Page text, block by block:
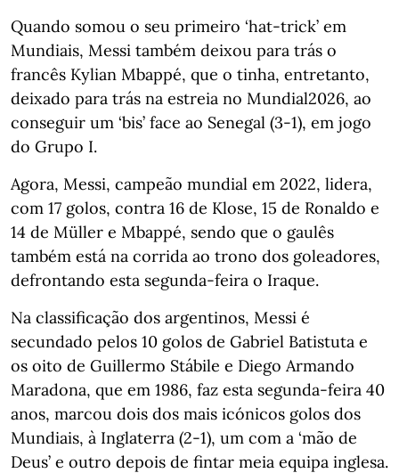
Quando somou o seu primeiro ‘hat-trick’ em
Mundiais, Messi também deixou para trás o
francês Kylian Mbappé, que o tinha, entretanto,
deixado para trás na estreia no Mundial2026, ao
conseguir um ‘bis’ face ao Senegal (3-1), em jogo
do Grupo I.
Agora, Messi, campeão mundial em 2022, lidera,
com 17 golos, contra 16 de Klose, 15 de Ronaldo e
14 de Müller e Mbappé, sendo que o gaulês
também está na corrida ao trono dos goleadores,
defrontando esta segunda-feira o Iraque.
Na classificação dos argentinos, Messi é
secundado pelos 10 golos de Gabriel Batistuta e
os oito de Guillermo Stábile e Diego Armando
Maradona, que em 1986, faz esta segunda-feira 40
anos, marcou dois dos mais icónicos golos dos
Mundiais, à Inglaterra (2-1), um com a ‘mão de
Deus’ e outro depois de fintar meia equipa inglesa.